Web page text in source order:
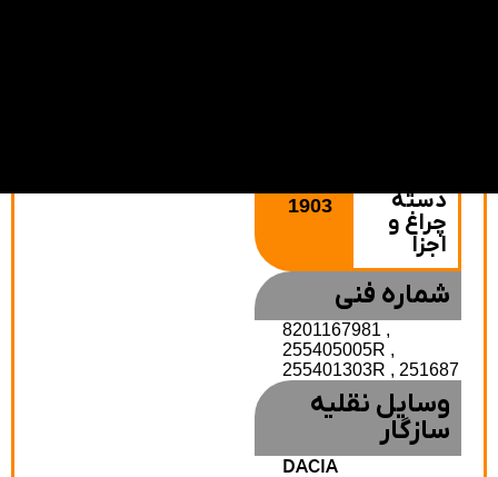
دسته
چراغ و
1903
شماره فنی
8201167981 ,
255405005R ,
255401303R , 251687
وسایل نقلیه
سازگار
DACIA